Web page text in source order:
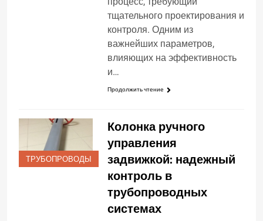
тщательного проектирования и
контроля. Одним из
важнейших параметров,
влияющих на эффективность
и…
Продолжить чтение
ТРУБОПРОВОДЫ
Колонка ручного
управления
задвижкой: надежный
контроль в
трубопроводных
системах